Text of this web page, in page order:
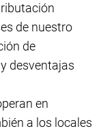
de nuestro
de
desventajas
en
a los locales